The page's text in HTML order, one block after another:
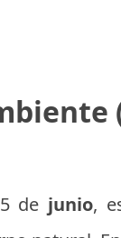
de junio,